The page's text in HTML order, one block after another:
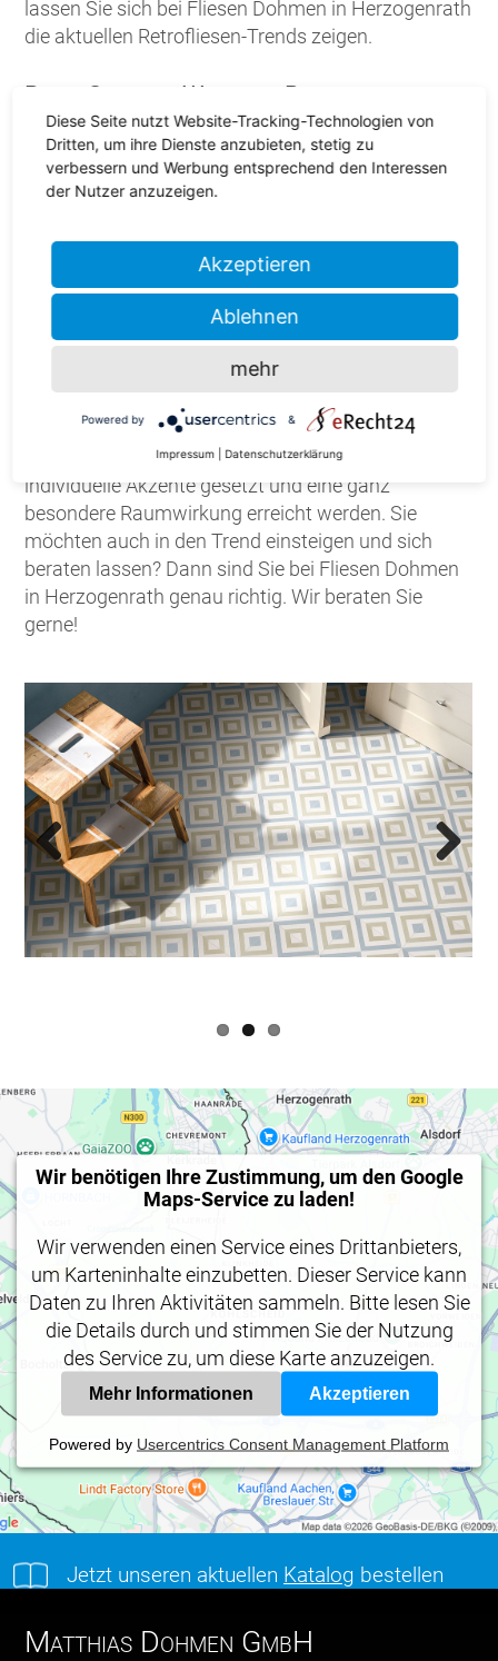
lassen Sie sich bei Fliesen Dohmen in Herzogenrath
die aktuellen Retrofliesen-Trends zeigen.
Retro-Style für Wand und Boden
Im Gegensatz zu ihrem ursprünglichen Zweck in
vorherigen Jahrzehnten werden die Retro-Fliesen
heutzutage dosierter und vornehmlich als
im 3-D-Style wie in der Pariser Metro, ornamentale
Zementfliesen, die an Jugendstil erinnern – der
Retro-Style erlebt momentan bei Wand- und
Bodenfliesen ein großes Comeback.
Retrofliesen in Herzogenrath
Mit Retro-Fliesen können wunderschöne und
individuelle Akzente gesetzt und eine ganz
besondere Raumwirkung erreicht werden. Sie
möchten auch in den Trend einsteigen und sich
beraten lassen? Dann sind Sie bei Fliesen Dohmen
in Herzogenrath genau richtig. Wir beraten Sie
gerne!
Previous Next
Wir benötigen Ihre Zustimmung, um den Google
Maps-Service zu laden!
Wir verwenden einen Service eines Drittanbieters,
um Karteninhalte einzubetten. Dieser Service kann
Daten zu Ihren Aktivitäten sammeln. Bitte lesen Sie
die Details durch und stimmen Sie der Nutzung
des Service zu, um diese Karte anzuzeigen.
Mehr Informationen Akzeptieren
Powered by Usercentrics Consent Management Platform
Jetzt unseren aktuellen Katalog bestellen
Matthias Dohmen GmbH
Diese Seite nutzt Website-Tracking-Technologien von
Dritten, um ihre Dienste anzubieten, stetig zu
verbessern und Werbung entsprechend den Interessen
der Nutzer anzuzeigen.
Akzeptieren
Ablehnen
mehr
Powered by &
Impressum Datenschutzerklärung